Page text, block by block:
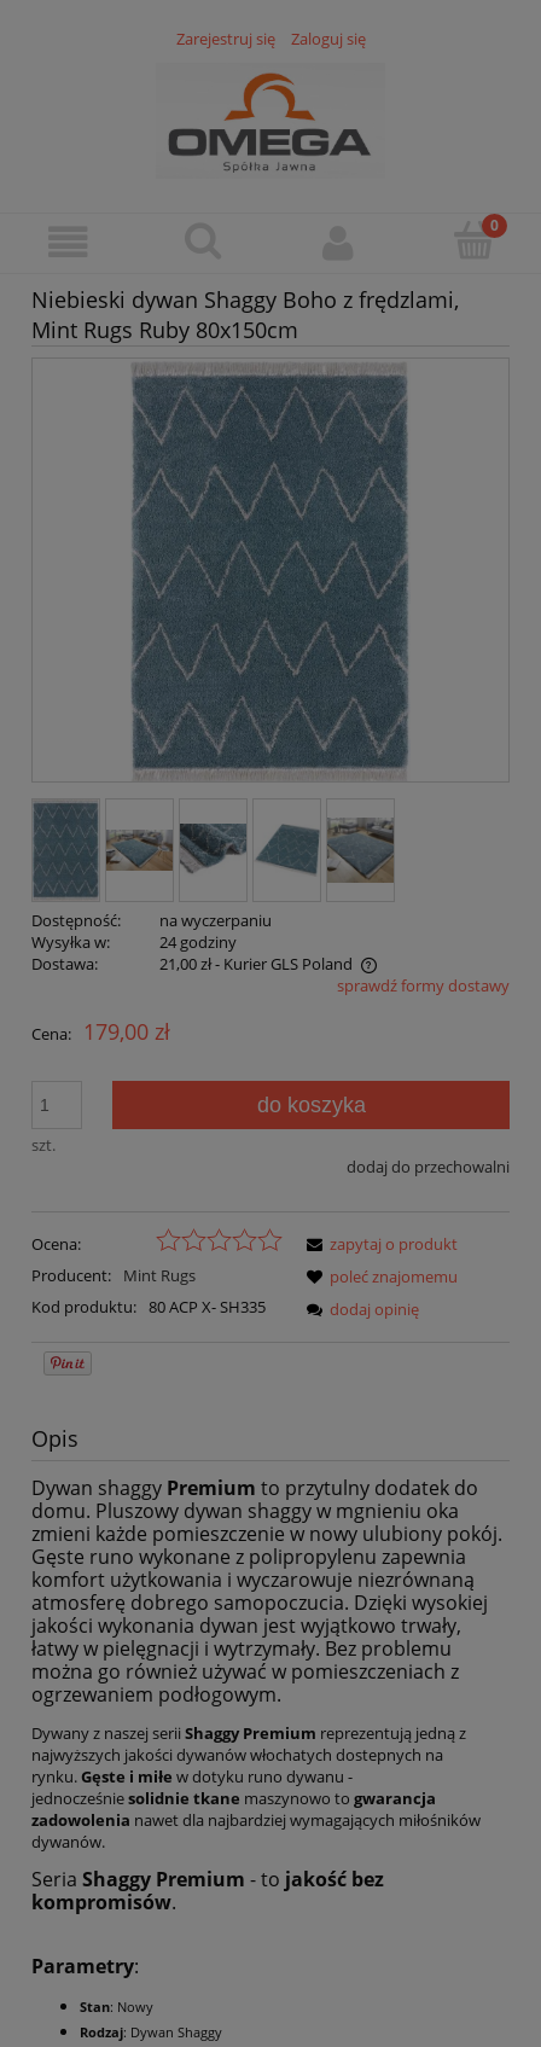
Zarejestruj się Zaloguj się
Niebieski dywan Shaggy Boho z frędzlami,
Mint Rugs Ruby 80x150cm
Dostępność:
na wyczerpaniu
Wysyłka w:
24 godziny
Dostawa:
21,00 zł- Kurier GLS Poland
Cena nie zawiera ewentualnych kosztów płatnościsprawdź formy dostawy
Cena: 179,00 zł
szt.
do koszyka
dodaj do przechowalni
Ocena:
Producent:
Mint Rugs
Kod produktu: 80 ACP X- SH335
zapytaj o produkt
poleć znajomemu
dodaj opinię
Opis
Dywan shaggy Premium to przytulny dodatek do
domu. Pluszowy dywan shaggy w mgnieniu oka
zmieni każde pomieszczenie w nowy ulubiony pokój.
Gęste runo wykonane z polipropylenu zapewnia
komfort użytkowania i wyczarowuje niezrównaną
atmosferę dobrego samopoczucia. Dzięki wysokiej
jakości wykonania dywan jest wyjątkowo trwały,
łatwy w pielęgnacji i wytrzymały. Bez problemu
można go również używać w pomieszczeniach z
ogrzewaniem podłogowym.
Dywany z naszej serii Shaggy Premium reprezentują jedną z
najwyższych jakości dywanów włochatych dostepnych na
rynku.Gęste i miłe w dotyku runo dywanu -
jednocześniesolidnie tkane maszynowo to gwarancja
zadowolenia nawet dla najbardziej wymagających miłośników
dywanów.
Seria Shaggy Premium - to jakość bez
kompromisów.
Parametry:
Stan: Nowy
Rodzaj: Dywan Shaggy